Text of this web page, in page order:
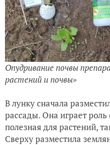
Опудривание почвы
растений и почвы»
В лунку сначала
рассады. Она играет
полезная для растений,
Сверху разместила